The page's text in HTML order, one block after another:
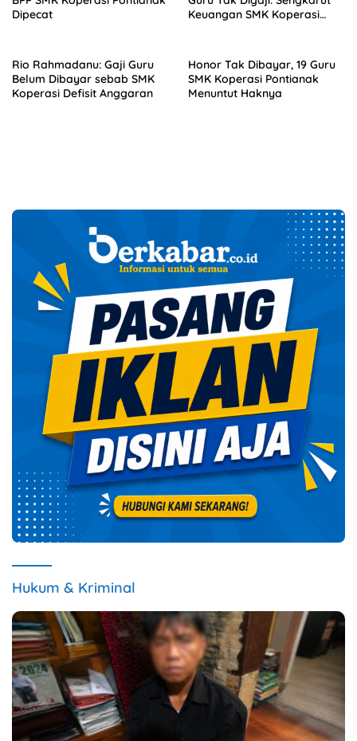
Dipecat
Keuangan SMK Koperasi
Rio Rahmadanu: Gaji Guru
Belum Dibayar sebab SMK
Koperasi Defisit Anggaran
Honor Tak Dibayar, 19 Guru
SMK Koperasi Pontianak
Menuntut Haknya
Hukum & Kriminal